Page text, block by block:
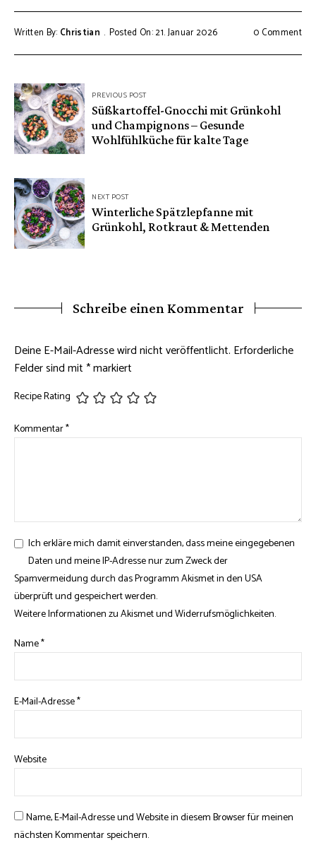
Written By: Christian Posted On: 21. Januar 2026 0 Comment
Beitragsnavigation
PREVIOUS POST
Süßkartoffel-Gnocchi mit Grünkohl
und Champignons – Gesunde
Wohlfühlküche für kalte Tage
NEXT POST
Winterliche Spätzlepfanne mit
Grünkohl, Rotkraut & Mettenden
Schreibe einen Kommentar
Deine E-Mail-Adresse wird nicht veröffentlicht. Erforderliche
Felder sind mit*markiert
Recipe Rating
Kommentar*
Ich erkläre mich damit einverstanden, dass meine eingegebenen
Daten und meine IP-Adresse nur zum Zweck der
Spamvermeidung durch das ProgrammAkismetin den USA
überprüft und gespeichert werden.
Weitere Informationen zu Akismet und Widerrufsmöglichkeiten.
Name*
E-Mail-Adresse*
Website
Name, E-Mail-Adresse und Website in diesem Browser für meinen
nächsten Kommentar speichern.